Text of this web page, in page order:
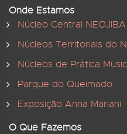
Onde Estamos
Núcleo Central NEOJIBA
Núcleos Territoriais do
Núcleos de Prática
Parque do Queimado
Exposição Anna Mariani
O Que Fazemos